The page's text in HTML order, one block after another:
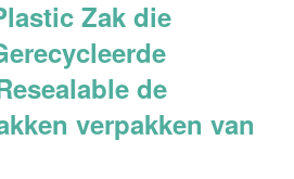
Zak die
de
verpakken van